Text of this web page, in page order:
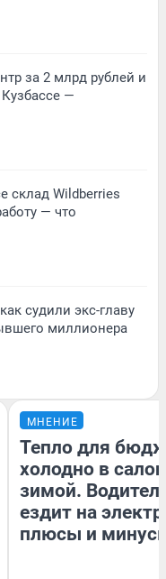
за 2 млрд рублей и
—
склад Wildberries
— что
судили экс-главу
миллионера
МНЕНИЕ
Тепло для
холодно в
зимой.
ездит на
плюсы и